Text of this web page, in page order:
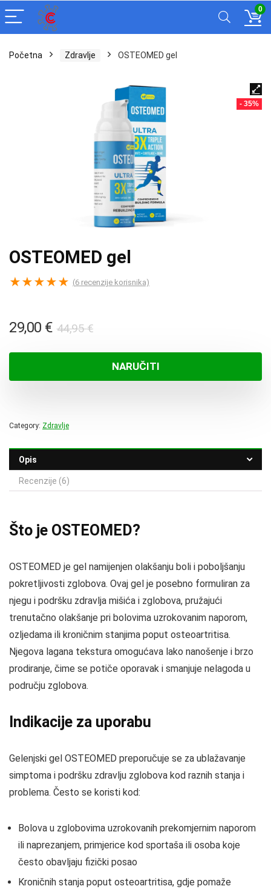
0
Početna Zdravlje OSTEOMED gel
- 35%
OSTEOMED gel
★★★★★ (6 recenzije korisnika)
44,95€Izvorna
bila
je:
29,00 €
Trenutna
29,00 €.
NARUČITI
Category: Zdravlje
Opis
Recenzije (6)
Što je OSTEOMED?
OSTEOMED je gel namijenjen olakšanju boli i poboljšanju
pokretljivosti zglobova. Ovaj gel je posebno formuliran za
njegu i podršku zdravlja mišića i zglobova, pružajući
trenutačno olakšanje pri bolovima uzrokovanim naporom,
ozljedama ili kroničnim stanjima poput osteoartritisa.
Njegova lagana tekstura omogućava lako nanošenje i brzo
prodiranje, čime se potiče oporavak i smanjuje nelagoda u
području zglobova.
Indikacije za uporabu
Gelenjski gel OSTEOMED preporučuje se za ublažavanje
simptoma i podršku zdravlju zglobova kod raznih stanja i
problema. Često se koristi kod:
Bolova u zglobovima uzrokovanih prekomjernim naporom
ili naprezanjem, primjerice kod sportaša ili osoba koje
često obavljaju fizički posao
Kroničnih stanja poput osteoartritisa, gdje pomaže